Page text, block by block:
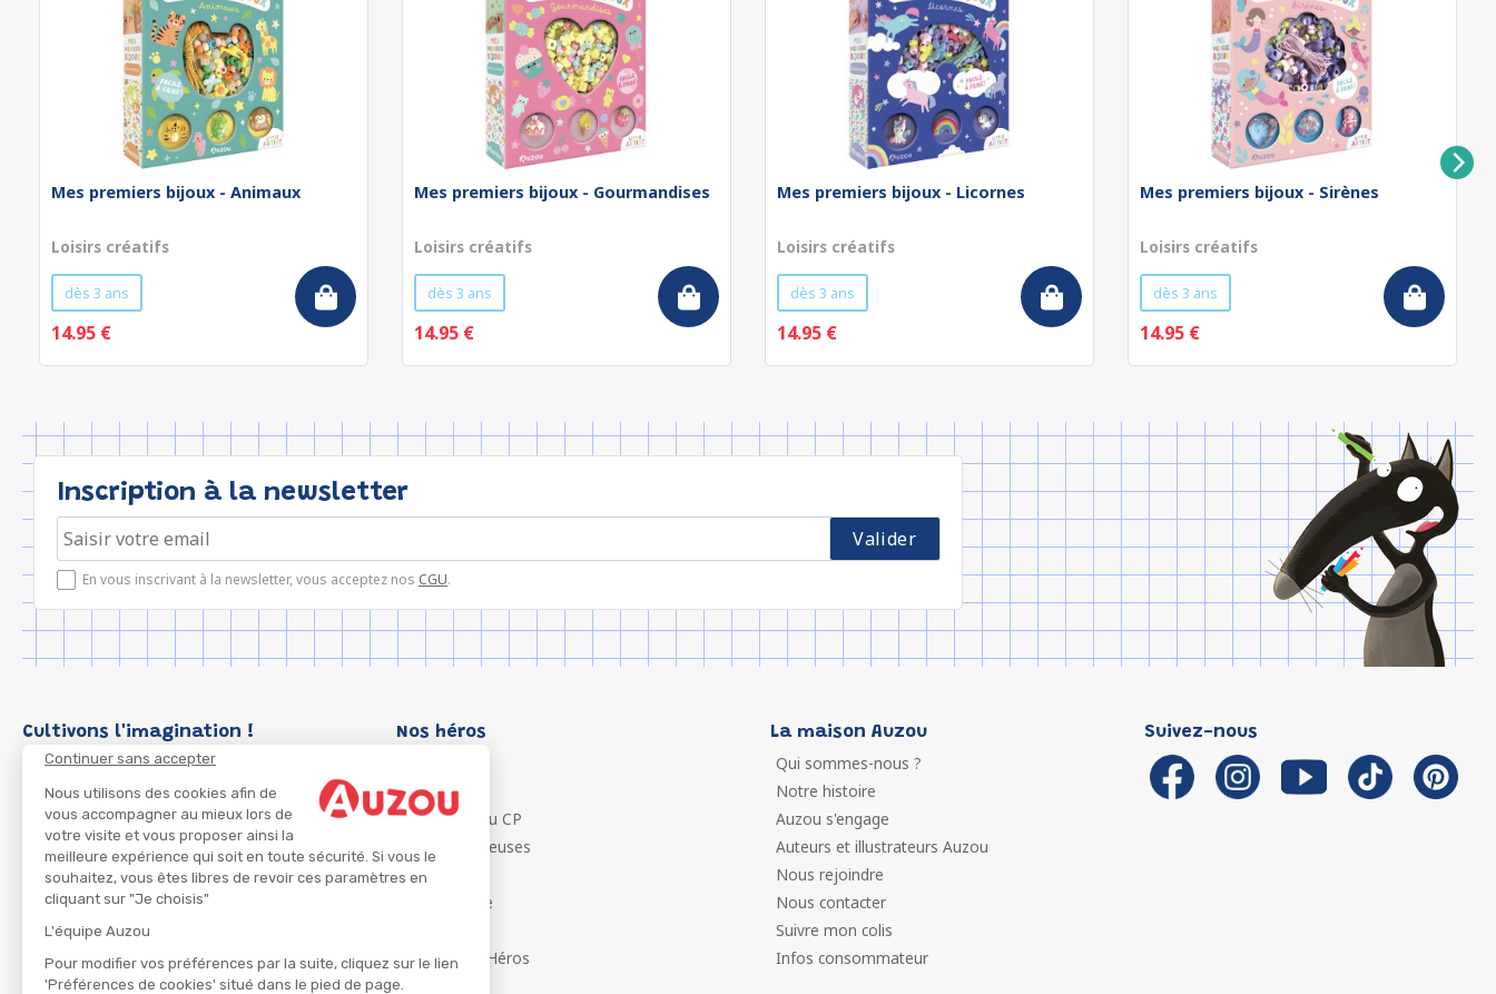
Continuer sans accepter
Nous utilisons des cookies afin de
vous accompagner au mieux lors de
votre visite et vous proposer ainsi la
meilleure expérience qui soit en toute sécurité. Si vous le
souhaitez, vous êtes libres de revoir ces paramètres en
cliquant sur "Je choisis"
L'équipe Auzou
Pour modifier vos préférences par la suite, cliquez sur le lien
'Préférences de cookies' situé dans le pied de page.
Mes premiers bijoux - Animaux
Loisirs créatifs
dès 3 ans
14.95 €
Mes premiers bijoux - Gourmandises
Loisirs créatifs
dès 3 ans
14.95 €
Mes premiers bijoux - Licornes
Loisirs créatifs
dès 3 ans
14.95 €
Mes premiers bijoux - Sirènes
Loisirs créatifs
dès 3 ans
14.95 €
Inscription à la newsletter
En vous inscrivant à la newsletter, vous acceptez nos CGU.
Cultivons l'imagination ! Nos héros
P'tit Loup
Les Héros du CP
Les Influenceuses
Migali
Petite Taupe
Ma Boîte à Héros
La maison Auzou
Qui sommes-nous ?
Notre histoire
Auzou s'engage
Auteurs et illustrateurs Auzou
Nous rejoindre
Nous contacter
Suivre mon colis
Infos consommateur
Suivez-nous